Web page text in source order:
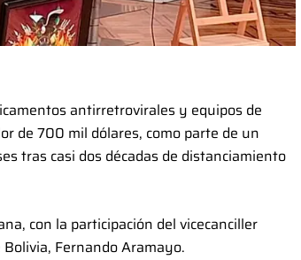
antirretrovirales y equipos de
de 700 mil dólares, como parte de un
tras casi dos décadas de distanciamiento
con la participación del vicecanciller
Fernando Aramayo.